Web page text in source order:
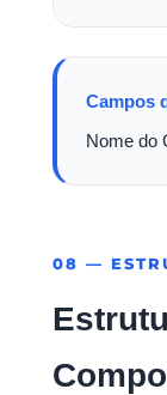
Campos
Nome do
08 —